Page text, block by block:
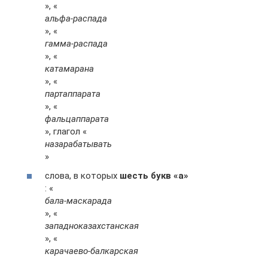
», «
альфа-распада
», «
гамма-распада
», «
катамарана
», «
партаппарата
», «
фальцаппарата
», глагол «
назарабатывать
»
слова, в которых шесть букв «а»
: «
бала-маскарада
», «
западноказахстанская
», «
карачаево-балкарская